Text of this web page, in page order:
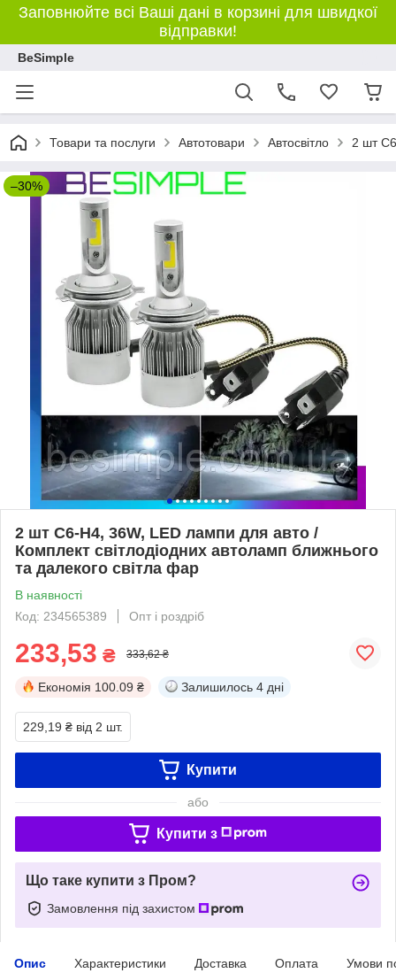
Заповнюйте всі Ваші дані в корзині для швидкої
відправки!
BeSimple
Товари та послуги Автотовари Автосвітло 2 шт
–30%
2 шт C6-H4, 36W, LED лампи для авто /
Комплект світлодіодних автоламп ближнього
та далекого світла фар
В наявності
Код: 234565389
Опт і роздріб
233,53 ₴ 333,62 ₴
Економія 100.09 ₴ Залишилось 4 дні
229,19 ₴ від 2 шт.
Купити
або
Купити з
Що таке купити з Пром?
Замовлення під захистом
Опис Характеристики Доставка Оплата Умови